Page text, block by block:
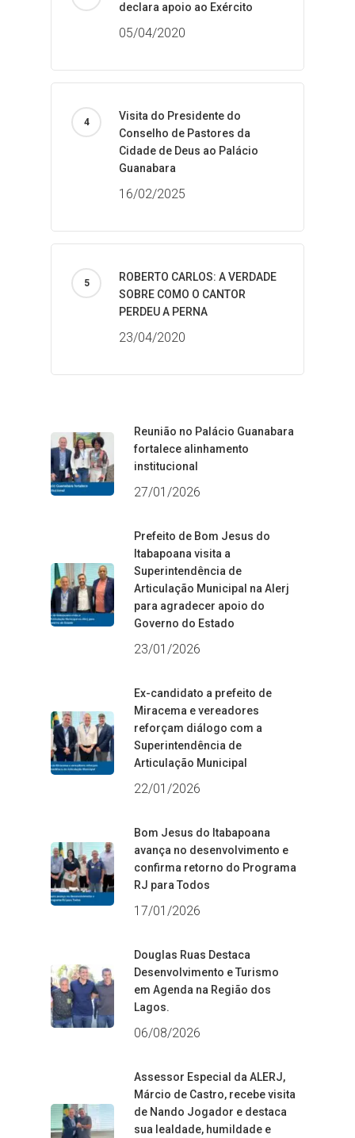
declara apoio ao Exército
05/04/2020
Visita do Presidente do
Conselho de Pastores da
Cidade de Deus ao Palácio
Guanabara
16/02/2025
ROBERTO CARLOS: A VERDADE
SOBRE COMO O CANTOR
PERDEU A PERNA
23/04/2020
Reunião no Palácio Guanabara
fortalece alinhamento
institucional
27/01/2026
Prefeito de Bom Jesus do
Itabapoana visita a
Superintendência de
Articulação Municipal na Alerj
para agradecer apoio do
Governo do Estado
23/01/2026
Ex-candidato a prefeito de
Miracema e vereadores
reforçam diálogo com a
Superintendência de
Articulação Municipal
22/01/2026
Bom Jesus do Itabapoana
avança no desenvolvimento e
confirma retorno do Programa
RJ para Todos
17/01/2026
Douglas Ruas Destaca
Desenvolvimento e Turismo
em Agenda na Região dos
Lagos.
06/08/2026
Assessor Especial da ALERJ,
Márcio de Castro, recebe visita
de Nando Jogador e destaca
sua lealdade, humildade e